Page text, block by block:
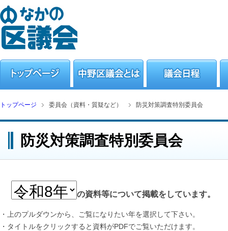
トップページ 委員会（資料・質疑など） 防災対策調査特別委員会
防災対策調査特別委員会
の資料等について掲載をしています。
・上のプルダウンから、ご覧になりたい年を選択して下さい。
・タイトルをクリックすると資料がPDFでご覧いただけます。